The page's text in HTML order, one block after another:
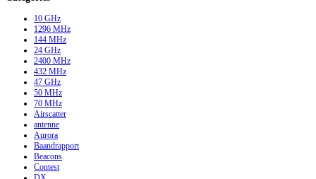
10 GHz
1296 MHz
144 MHz
24 GHz
2400 MHz
432 MHz
47 GHz
50 MHz
70 MHz
Airscatter
antenne
Aurora
Baandrapport
Beacons
Contest